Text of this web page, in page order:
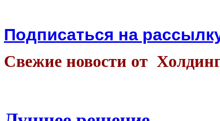
Подписаться на
Свежие новости от